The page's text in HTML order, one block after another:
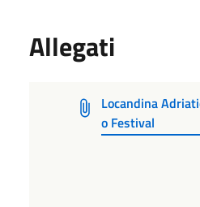
Allegati
Locandina
o Festival